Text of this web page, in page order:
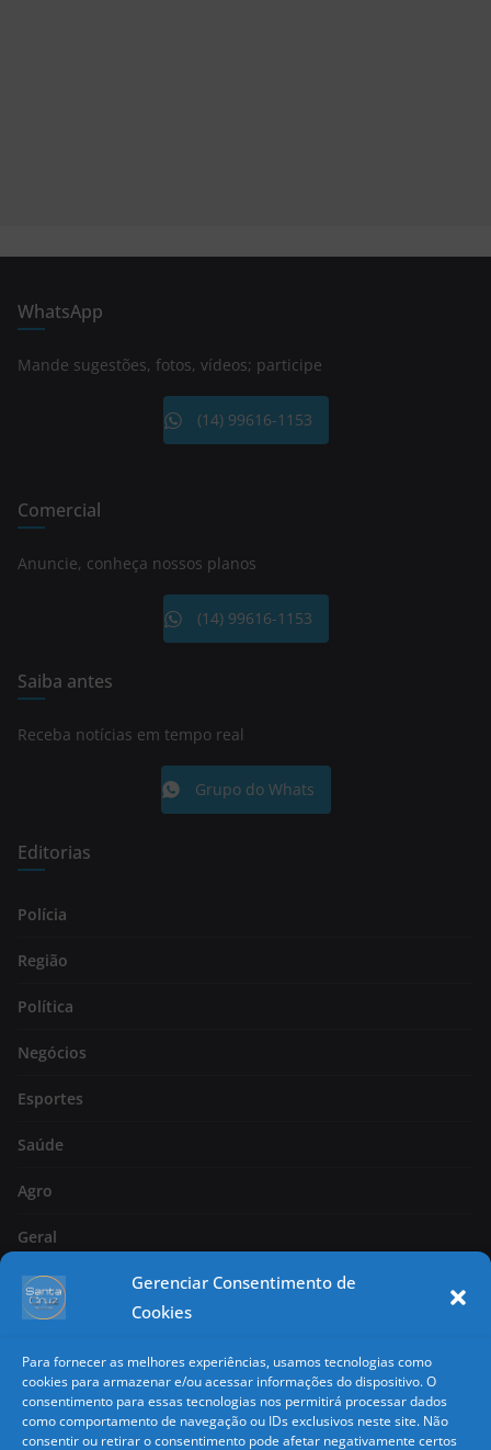
Gerenciar Consentimento de
Cookies
Para fornecer as melhores experiências, usamos tecnologias como
cookies para armazenar e/ou acessar informações do dispositivo. O
consentimento para essas tecnologias nos permitirá processar dados
como comportamento de navegação ou IDs exclusivos neste site. Não
consentir ou retirar o consentimento pode afetar negativamente certos
WhatsApp
Mande sugestões, fotos, vídeos; participe
(14) 99616-1153
Comercial
Anuncie, conheça nossos planos
(14) 99616-1153
Saiba antes
Receba notícias em tempo real
Grupo do Whats
Editorias
Polícia
Região
Política
Negócios
Esportes
Saúde
Agro
Geral
Página 2
Classificados
Copyright